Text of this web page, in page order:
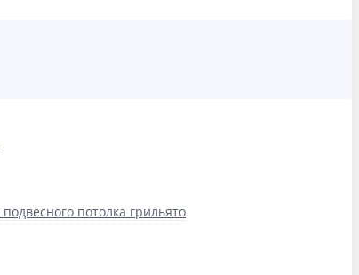
потолка грильято